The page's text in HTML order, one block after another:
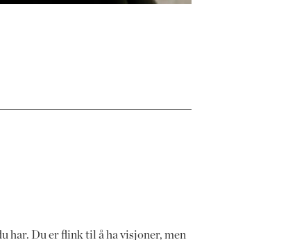
har. Du er flink til å ha visjoner, men